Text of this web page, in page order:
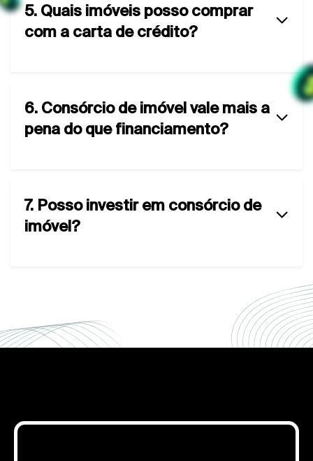
5. Quais imóveis posso comprar
com a carta de crédito?
6. Consórcio de imóvel vale mais a
pena do que financiamento?
7. Posso investir em consórcio de
imóvel?